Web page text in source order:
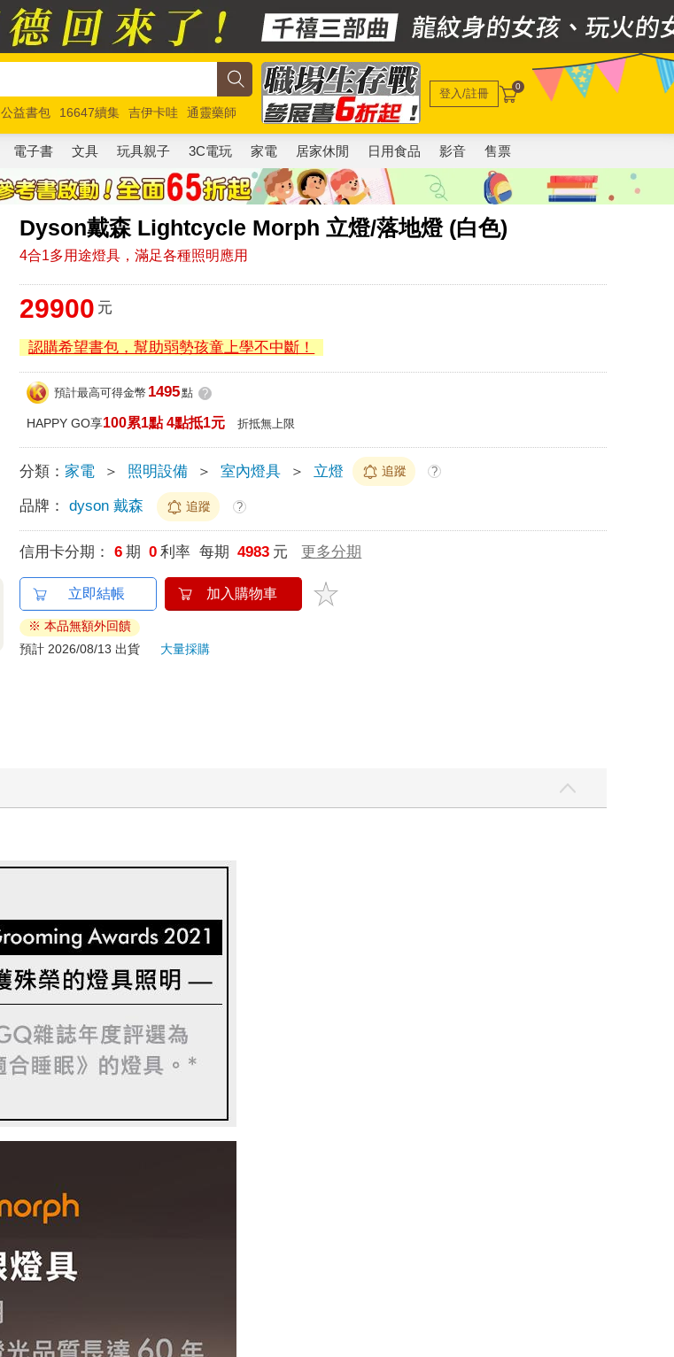
公益書包 16647續集 吉伊卡哇
通靈藥師
玩具總動員5 超慢跑
登入/註冊 0
電子書 文具 玩具親子 3C電玩 家電 居家休閒 日用食品 影音 售票
Dyson戴森 Lightcycle Morph 立燈/落地燈 (白色)
4合1多用途燈具，滿足各種照明應用
29900 元
認購希望書包，幫助弱勢孩童上學不中斷！
預計最高可得金幣 1495點 ?
HAPPY GO享100累1點 4點抵1元 折抵無上限
分類： 家電 ＞ 照明設備 ＞ 室內燈具 ＞ 立燈 追蹤 ?
品牌： dyson 戴森 追蹤 ?
信用卡分期： 6 期 0 利率 每期 4983 元 更多分期
立即結帳 加入購物車
※ 本品無額外回饋
預計 2026/08/13 出貨
大量採購